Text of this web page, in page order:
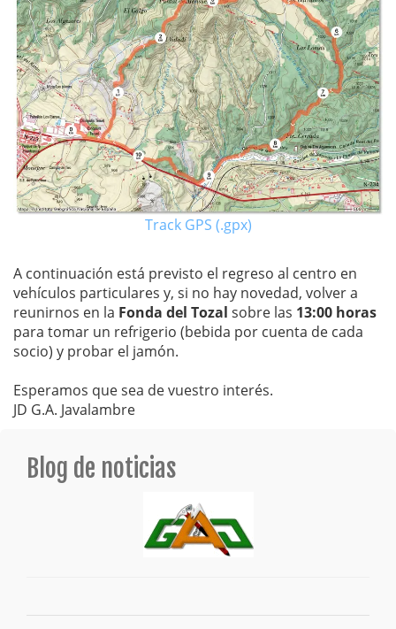
Track GPS (.gpx)
A continuación está previsto el regreso al centro en
vehículos particulares y, si no hay novedad, volver a
reunirnos en la Fonda del Tozal sobre las 13:00 horas
para tomar un refrigerio (bebida por cuenta de cada
socio) y probar el jamón.
Esperamos que sea de vuestro interés.
JD G.A. Javalambre
Blog de noticias